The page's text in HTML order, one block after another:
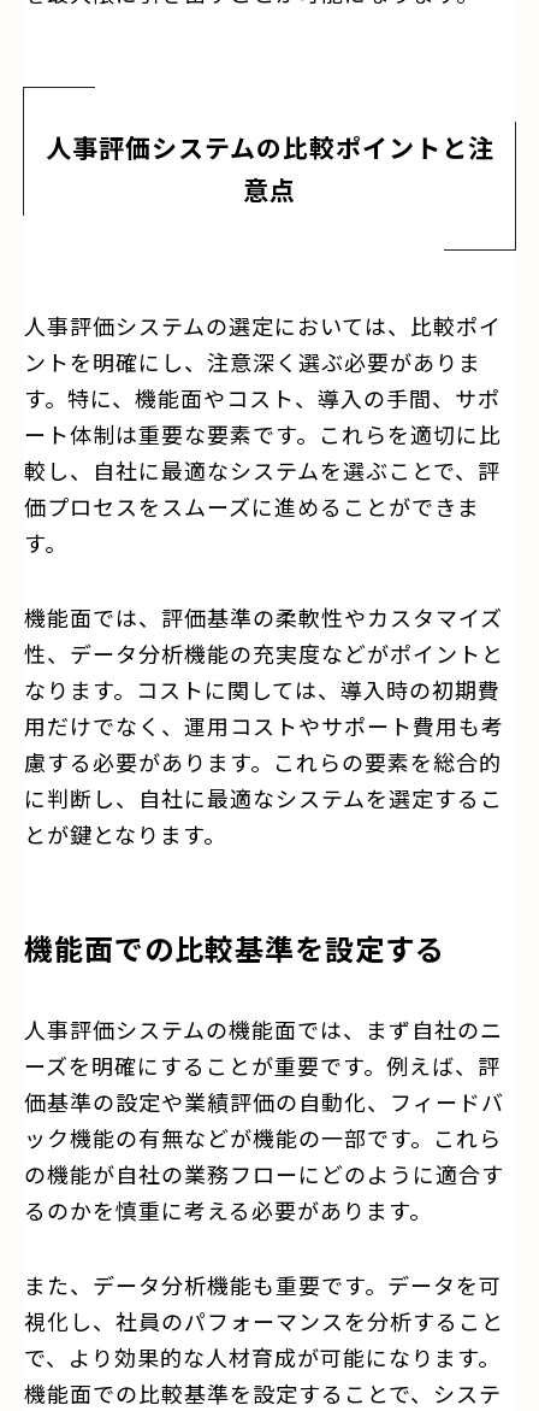
人事評価システムの比較ポイントと注
意点
人事評価システムの選定においては、比較ポイ
ントを明確にし、注意深く選ぶ必要がありま
す。特に、機能面やコスト、導入の手間、サポ
ート体制は重要な要素です。これらを適切に比
較し、自社に最適なシステムを選ぶことで、評
価プロセスをスムーズに進めることができま
す。
機能面では、評価基準の柔軟性やカスタマイズ
性、データ分析機能の充実度などがポイントと
なります。コストに関しては、導入時の初期費
用だけでなく、運用コストやサポート費用も考
慮する必要があります。これらの要素を総合的
に判断し、自社に最適なシステムを選定するこ
とが鍵となります。
機能面での比較基準を設定する
人事評価システムの機能面では、まず自社のニ
ーズを明確にすることが重要です。例えば、評
価基準の設定や業績評価の自動化、フィードバ
ック機能の有無などが機能の一部です。これら
の機能が自社の業務フローにどのように適合す
るのかを慎重に考える必要があります。
また、データ分析機能も重要です。データを可
視化し、社員のパフォーマンスを分析すること
で、より効果的な人材育成が可能になります。
機能面での比較基準を設定することで、システ